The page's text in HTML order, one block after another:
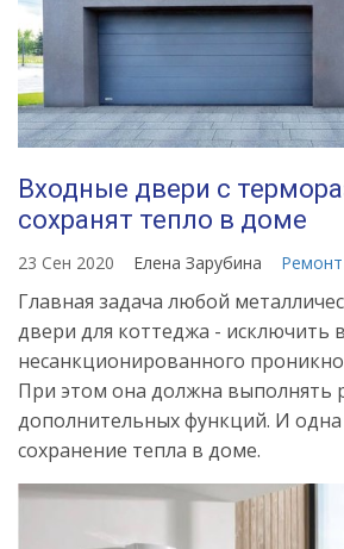
Входные двери с
сохранят тепло в доме
23 Сен 2020 Елена Зарубина
Главная задача любой
двери для коттеджа - исключить
несанкционированного
При этом она должна выполнять
дополнительных функций. И одна
сохранение тепла в доме.